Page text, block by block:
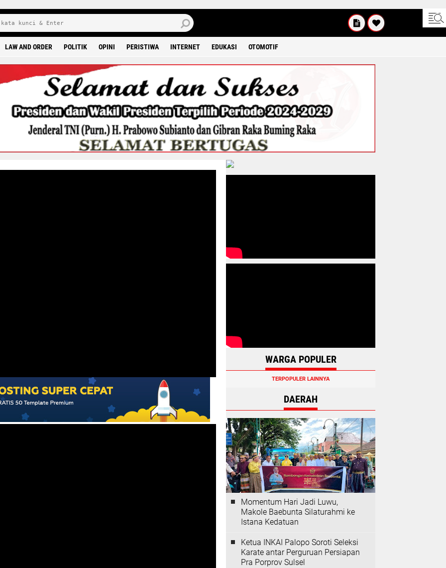
LAW AND ORDER POLITIK OPINI PERISTIWA INTERNET EDUKASI OTOMOTIF
WARGA POPULER
TERPOPULER LAINNYA
DAERAH
Momentum Hari Jadi Luwu,
Makole Baebunta Silaturahmi ke
Istana Kedatuan
Ketua INKAI Palopo Soroti Seleksi
Karate antar Perguruan Persiapan
Pra Porprov Sulsel